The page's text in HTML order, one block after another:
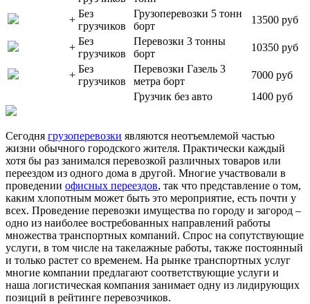
+
Без
грузчиков
Грузоперевозки 5 тонн
борт
13500 руб
+
Без
грузчиков
Перевозки 3 тонны
борт
10350 руб
+
Без
грузчиков
Перевозки Газель 3
метра борт
7000 руб
Грузчик без авто
1400 руб
Сегодня грузоперевозки являются неотъемлемой частью
жизни обычного городского жителя. Практически каждый
хотя бы раз занимался перевозкой различных товаров или
переездом из одного дома в другой. Многие участвовали в
проведении офисных переездов, так что представление о том,
каким хлопотным может быть это мероприятие, есть почти у
всех. Проведение перевозки имущества по городу и загород –
одно из наиболее востребованных направлений работы
множества транспортных компаний. Спрос на сопутствующие
услуги, в том числе на такелажные работы, также постоянный
и только растет со временем. На рынке транспортных услуг
многие компании предлагают соответствующие услуги и
наша логистическая компания занимает одну из лидирующих
позиций в рейтинге перевозчиков.